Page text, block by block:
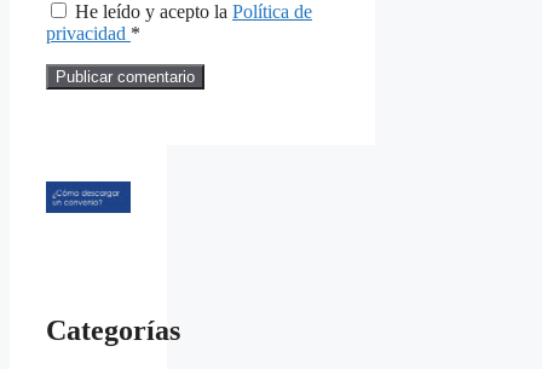
He leído y acepto la Política de
privacidad *
Categorías